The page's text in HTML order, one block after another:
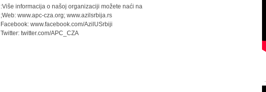
Više informacija o našoj organizaciji možete naći na:
Web: www.apc-cza.org; www.azilsrbija.rs;
Facebook: www.facebook.com/AzilUSrbiji
Twitter: twitter.com/APC_CZA